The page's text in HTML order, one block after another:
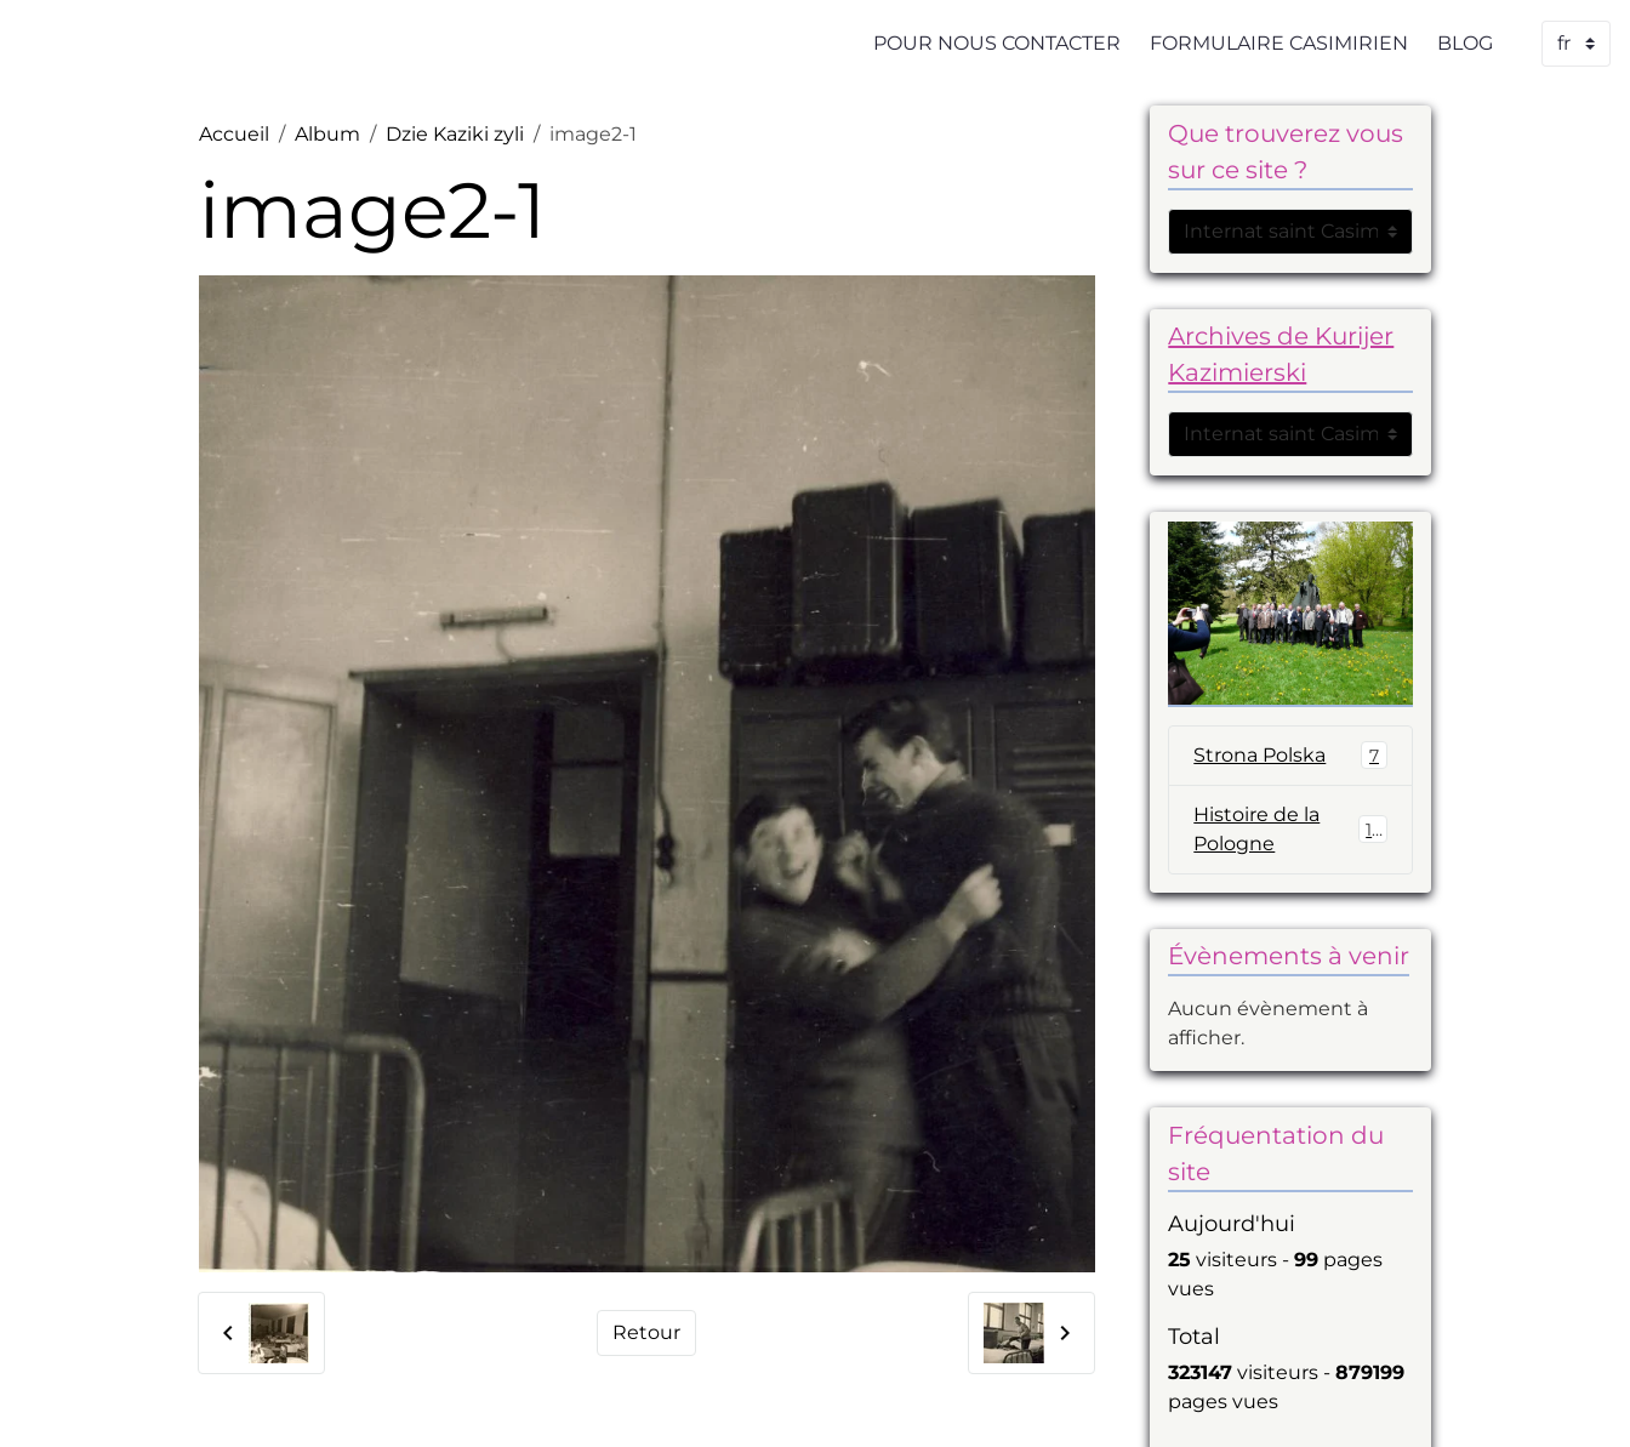
POUR NOUS CONTACTER FORMULAIRE CASIMIRIEN BLOG
Accueil Album Dzie Kaziki zyli image2-1
image2-1
Retour
Que trouverez vous
sur ce site ?
Archives de Kurijer
Kazimierski
Strona Polska 7
Histoire de la
Pologne
14
Évènements à venir
Aucun évènement à
afficher.
Fréquentation du
site
Aujourd'hui
25 visiteurs -99 pages
vues
Total
323147 visiteurs -879199
pages vues